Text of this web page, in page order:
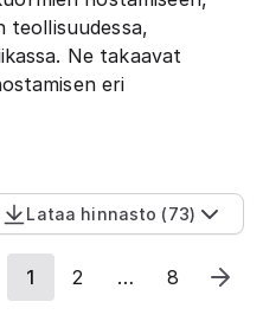
teollisuudessa,
Ne takaavat
eri
Lataa hinnasto (73)
1 2 … 8